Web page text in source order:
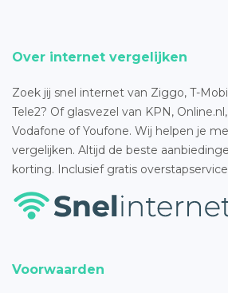
Over internet vergelijken
Zoek jij snel internet van Ziggo, T-
Tele2? Of glasvezel van KPN,
Vodafone of Youfone. Wij helpen je
vergelijken. Altijd de beste
korting. Inclusief gratis
Voorwaarden